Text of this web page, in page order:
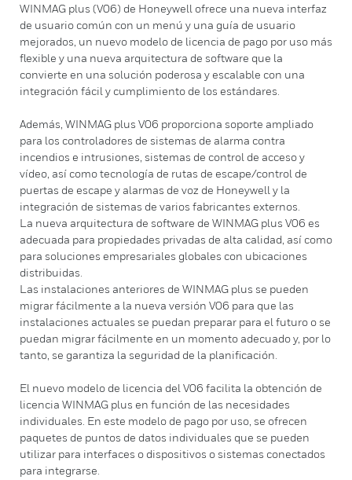
WINMAG plus (V06) de Honeywell ofrece una nueva interfaz
de usuario común con un menú y una guía de usuario
mejorados, un nuevo modelo de licencia de pago por uso más
flexible y una nueva arquitectura de software que la
convierte en una solución poderosa y escalable con una
integración fácil y cumplimiento de los estándares.
Además, WINMAG plus V06 proporciona soporte ampliado
para los controladores de sistemas de alarma contra
incendios e intrusiones, sistemas de control de acceso y
vídeo, así como tecnología de rutas de escape/control de
puertas de escape y alarmas de voz de Honeywell y la
integración de sistemas de varios fabricantes externos.
La nueva arquitectura de software de WINMAG plus V06 es
adecuada para propiedades privadas de alta calidad, así como
para soluciones empresariales globales con ubicaciones
distribuidas.
Las instalaciones anteriores de WINMAG plus se pueden
migrar fácilmente a la nueva versión V06 para que las
instalaciones actuales se puedan preparar para el futuro o se
puedan migrar fácilmente en un momento adecuado y, por lo
tanto, se garantiza la seguridad de la planificación.
El nuevo modelo de licencia del V06 facilita la obtención de
licencia WINMAG plus en función de las necesidades
individuales. En este modelo de pago por uso, se ofrecen
paquetes de puntos de datos individuales que se pueden
utilizar para interfaces o dispositivos o sistemas conectados
para integrarse.